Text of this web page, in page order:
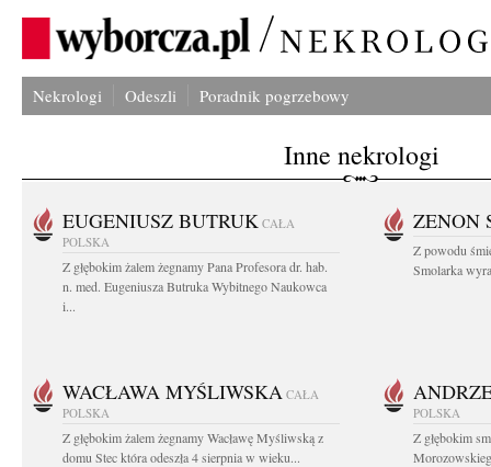
Nekrologi Odeszli Poradnik pogrzebowy
Inne nekrologi
EUGENIUSZ BUTRUK CAŁA
POLSKA
Z głębokim żalem żegnamy Pana Profesora dr. hab.
n. med. Eugeniusza Butruka Wybitnego Naukowca
i...
ZENON
Z powodu
Smolarka
WACŁAWA MYŚLIWSKA CAŁA
POLSKA
Z głębokim żalem żegnamy Wacławę Myśliwską z
domu Stec która odeszła 4 sierpnia w wieku...
POLSKA
Z głębokim